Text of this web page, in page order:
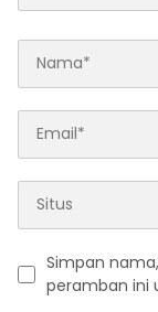
Simpan
peramban ini